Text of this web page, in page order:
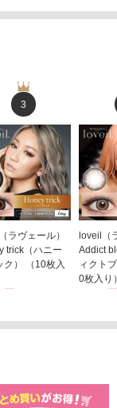
3
ラヴェール）
trick（ハニー
ク） （10枚入
loveil（
Addict
ィクト
0枚入り